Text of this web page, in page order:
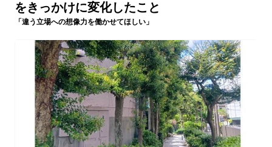
をきっかけに変化したこと
「違う立場への想像力を働かせてほしい」